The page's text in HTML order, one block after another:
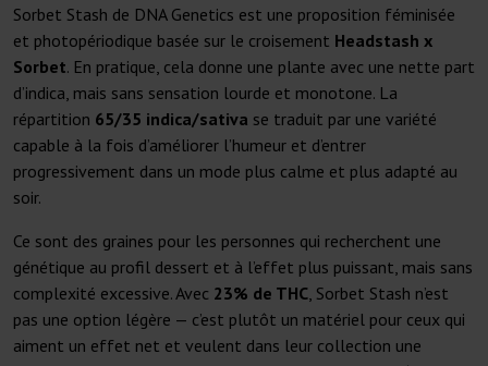
Sorbet Stash de DNA Genetics est une proposition féminisée
et photopériodique basée sur le croisement Headstash x
Sorbet. En pratique, cela donne une plante avec une nette part
d’indica, mais sans sensation lourde et monotone. La
répartition 65/35 indica/sativa se traduit par une variété
capable à la fois d’améliorer l’humeur et d’entrer
progressivement dans un mode plus calme et plus adapté au
soir.
Ce sont des graines pour les personnes qui recherchent une
génétique au profil dessert et à l’effet plus puissant, mais sans
complexité excessive. Avec 23% de THC, Sorbet Stash n’est
pas une option légère — c’est plutôt un matériel pour ceux qui
aiment un effet net et veulent dans leur collection une